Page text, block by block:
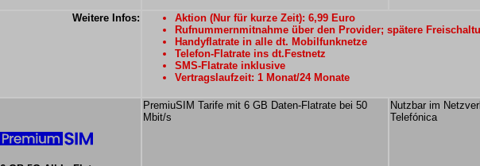
Weitere Infos:
Aktion (Nur für kurze Zeit): 6,99 Euro
Rufnummernmitnahme über den Provider; spätere
Handyflatrate in alle dt. Mobilfunknetze
Telefon-Flatrate ins dt.Festnetz
SMS-Flatrate inklusive
Vertragslaufzeit: 1 Monat/24 Monate
PremiuSIM Tarife mit 6 GB Daten-Flatrate bei 50
Mbit/s
Nutzbar im
Telefónica